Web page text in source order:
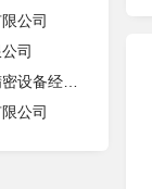
公司
司
公司